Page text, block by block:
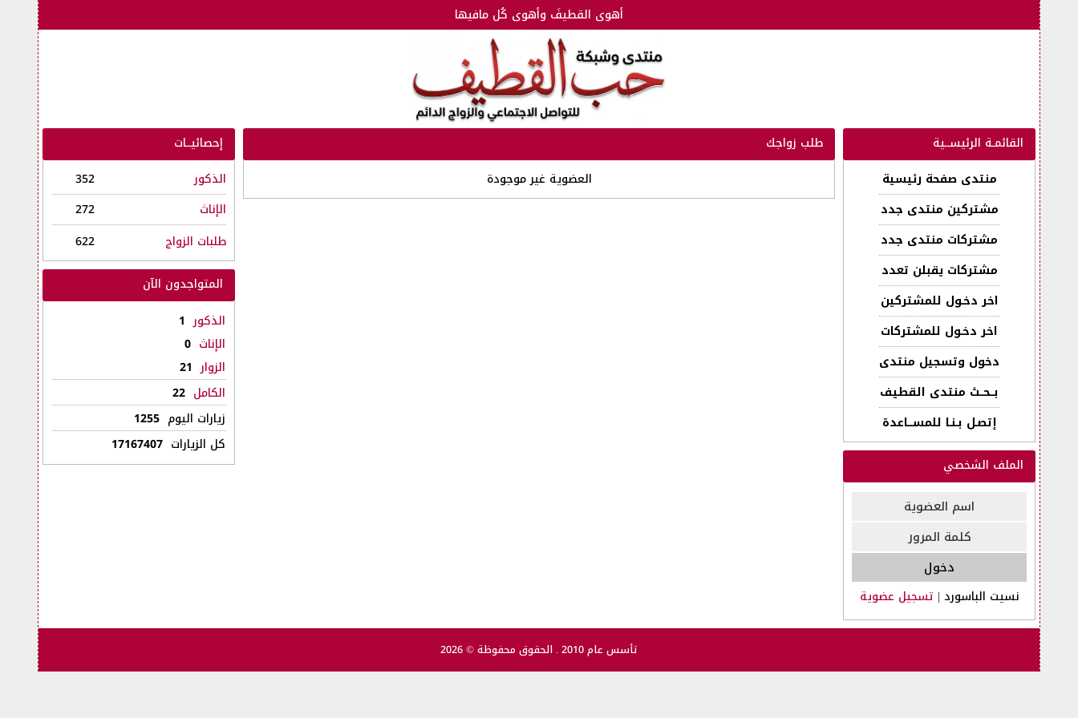
أهوى القطيفَ وأهوى كُل مافيها
القائمـة الرئيســية
منتدى صفحة رئيسية
مشتركين منتدى جدد
مشتركات منتدى جدد
مشتركات يقبلن تعدد
اخر دخـول للمشتركين
اخر دخـول للمشتركات
دخول وتسجيل منتدى
بــحــث منتدى القطيف
إتصـل بـنـا للمســـاعدة
الملف الشخصي
نسيت الباسورد | تسجيل عضوية
طلب زواجك
العضوية غير موجودة
إحصائيــات
الذكور
352
الإناث
272
طلبات الزواج
622
المتواجدون الآن
الذكور 1
الإناث 0
الزوار 21
الكامل 22
زيارات اليوم1255
كل الزيارات17167407
تأسس عام 2010 . الحقوق محفوظة © 2026